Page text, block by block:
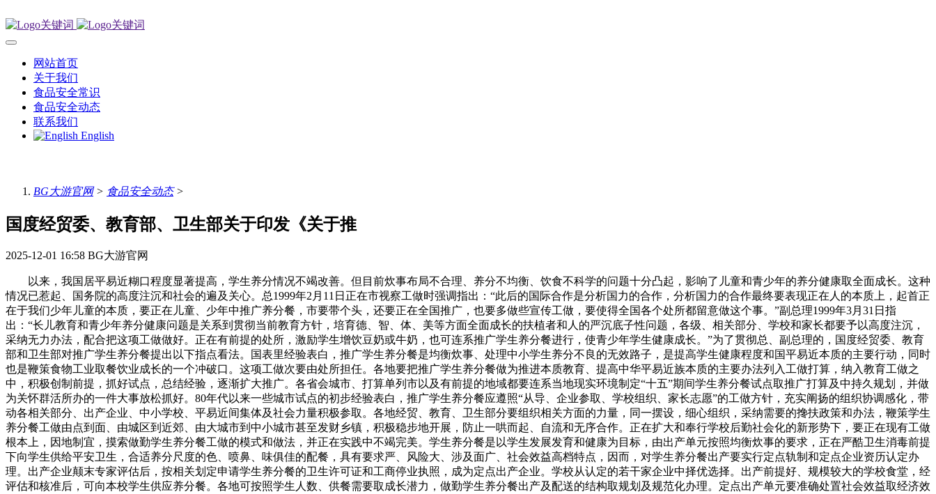
网站首页
关于我们
食品安全常识
食品安全动态
联系我们
English
BG大游官网> 食品安全动态>
国度经贸委、教育部、卫生部关于印发《关于推
2025-12-01 16:58 BG大游官网
以来，我国居平易近糊口程度显著提高，学生养分情况不竭改善。但目前炊事布局不合理、养分不均衡、饮食不科学的问题十分凸起，影响了儿童和青少年的养分健康取全面成长。这种
情况已惹起、国务院的高度注沉和社会的遍及关心。总1999年2月11日正在市视察工做时强调指出：“此后的国际合作是分析国力的合作，分析国力的合作最终要表现正在人的本质上，起首正
在于我们少年儿童的本质，要正在儿童、少年中推广养分餐，市要带个头，还要正在全国推广，也要多做些宣传工做，要使得全国各个处所都留意做这个事。”副总理1999年3月31日指
出：“长儿教育和青少年养分健康问题是关系到贯彻当前教育方针，培育德、智、体、美等方面全面成长的扶植者和人的严沉底子性问题，各级、相关部分、学校和家长都要予以高度注沉，
采纳无力办法，配合把这项工做做好。正在有前提的处所，激励学生增饮豆奶或牛奶，也可连系推广学生养分餐进行，使青少年学生健康成长。”为了贯彻总、副总理的，国度经贸委、教育
部和卫生部对推广学生养分餐提出以下指点看法。国表里经验表白，推广学生养分餐是均衡炊事、处理中小学生养分不良的无效路子，是提高学生健康程度和国平易近本质的主要行动，同时
也是鞭策食物工业取餐饮业成长的一个冲破口。这项工做次要由处所担任。各地要把推广学生养分餐做为推进本质教育、提高中华平易近族本质的主要办法列入工做打算，纳入教育工做之
中，积极创制前提，抓好试点，总结经验，逐渐扩大推广。各省会城市、打算单列市以及有前提的地域都要连系当地现实环境制定“十五”期间学生养分餐试点取推广打算及中持久规划，并做
为关怀群活所办的一件大事放松抓好。80年代以来一些城市试点的初步经验表白，推广学生养分餐应遵照“从导、企业参取、学校组织、家长志愿”的工做方针，充实阐扬的组织协调感化，带
动各相关部分、出产企业、中小学校、平易近间集体及社会力量积极参取。各地经贸、教育、卫生部分要组织相关方面的力量，同一摆设，细心组织，采纳需要的搀扶政策和办法，鞭策学生
养分餐工做由点到面、由城区到近郊、由大城市到中小城市甚至发财乡镇，积极稳步地开展，防止一哄而起、自流和无序合作。正在扩大和奉行学校后勤社会化的新形势下，要正在现有工做
根本上，因地制宜，摸索做勤学生养分餐工做的模式和做法，并正在实践中不竭完美。学生养分餐是以学生发展发育和健康为目标，由出产单元按照均衡炊事的要求，正在严酷卫生消毒前提
下向学生供给平安卫生，合适养分尺度的色、喷鼻、味俱佳的配餐，具有要求严、风险大、涉及面广、社会效益高档特点，因而，对学生养分餐出产要实行定点轨制和定点企业资历认定办
理。出产企业颠末专家评估后，按相关划定申请学生养分餐的卫生许可证和工商停业执照，成为定点出产企业。学校从认定的若干家企业中择优选择。出产前提好、规模较大的学校食堂，经
评估和核准后，可向本校学生供应养分餐。各地可按照学生人数、供餐需要取成长潜力，做勤学生养分餐出产及配送的结构取规划及规范化办理。定点出产单元要准确处置社会效益取经济效